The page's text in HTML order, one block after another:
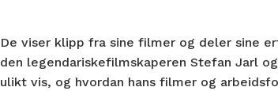
De viser klipp fra sine filmer og deler sine
den legendariskefilmskaperen Stefan Jarl
ulikt vis, og hvordan hans filmer og